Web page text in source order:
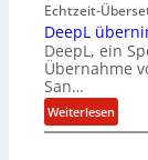
v
a
-
M
a
r
i
Echtzeit-
DeepL
DeepL, ein
Übernahme
San…
Weiterlesen:
D